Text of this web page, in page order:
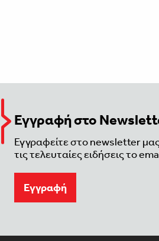
Εγγραφή στο
Εγγραφείτε στο newsletter
τις τελευταίες ειδήσεις το
Eγγραφή